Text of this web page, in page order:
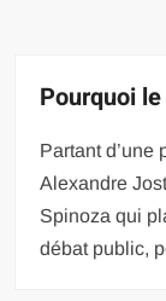
Pourquoi
Partant d’une
Alexandre
Spinoza qui
débat public,